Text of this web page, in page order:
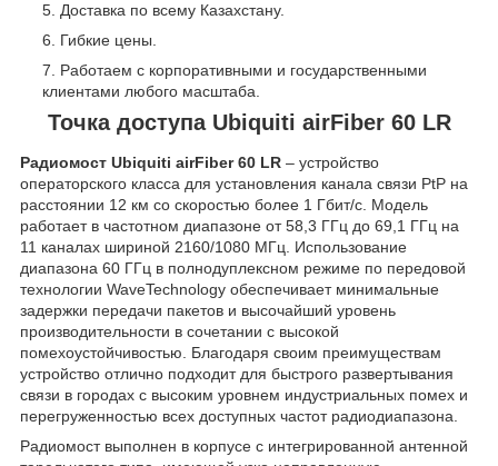
Доставка по всему Казахстану.
Гибкие цены.
Работаем с корпоративными и государственными
клиентами любого масштаба.
Точка доступа Ubiquiti airFiber 60 LR
Радиомост Ubiquiti airFiber 60 LR – устройство
операторского класса для установления канала связи PtP на
расстоянии 12 км со скоростью более 1 Гбит/с. Модель
работает в частотном диапазоне от 58,3 ГГц до 69,1 ГГц на
11 каналах шириной 2160/1080 МГц. Использование
диапазона 60 ГГц в полнодуплексном режиме по передовой
технологии WaveTechnology обеспечивает минимальные
задержки передачи пакетов и высочайший уровень
производительности в сочетании с высокой
помехоустойчивостью. Благодаря своим преимуществам
устройство отлично подходит для быстрого развертывания
связи в городах с высоким уровнем индустриальных помех и
перегруженностью всех доступных частот радиодиапазона.
Радиомост выполнен в корпусе с интегрированной антенной